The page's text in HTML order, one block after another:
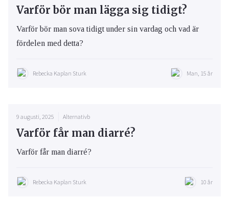
Varför bör man lägga sig tidigt?
Varför bör man sova tidigt under sin vardag och vad är
fördelen med detta?
Rebecka Kaplan Sturk Man, 15 år
9 augusti, 2025 Alternativb
Varför får man diarré?
Varför får man diarré?
Rebecka Kaplan Sturk 10 år